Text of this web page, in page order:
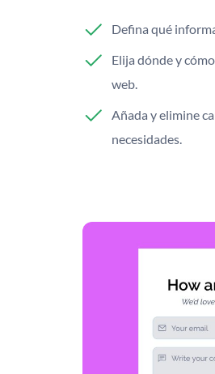
Defina qué
Elija dónde y
web.
Añada y elimine
necesidades.